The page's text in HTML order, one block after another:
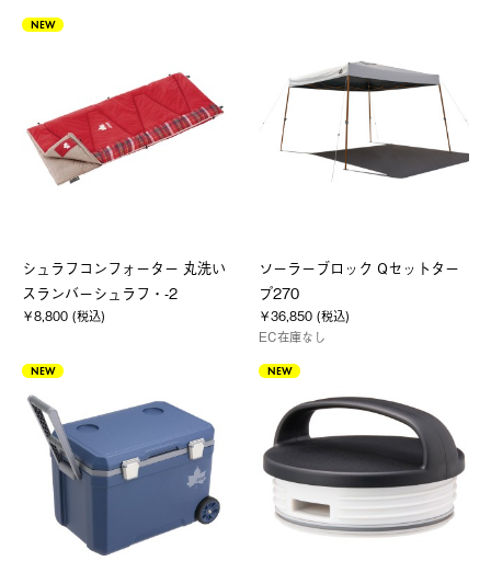
NEW
シュラフコンフォーター 丸洗い
スランバーシュラフ・-2
￥8,800 (税込)
ソーラーブロック Qセットター
プ270
￥36,850 (税込)
EC在庫なし
NEW NEW